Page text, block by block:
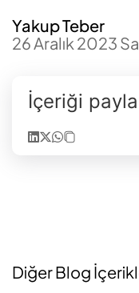
Yakup Teber
26 Aralık 2023
İçeriği
Diğer Blog